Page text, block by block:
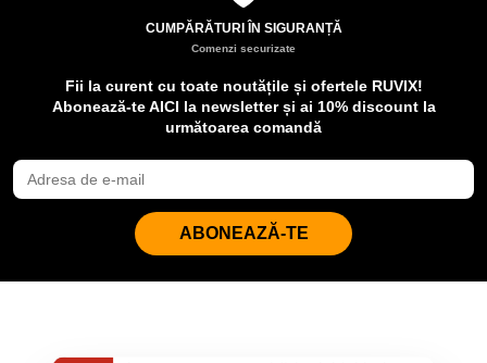
CUMPĂRĂTURI ÎN SIGURANȚĂ
Comenzi securizate
Fii la curent cu toate noutățile și ofertele RUVIX!
Abonează-te AICI la newsletter și ai 10% discount la
următoarea comandă
ABONEAZĂ-TE